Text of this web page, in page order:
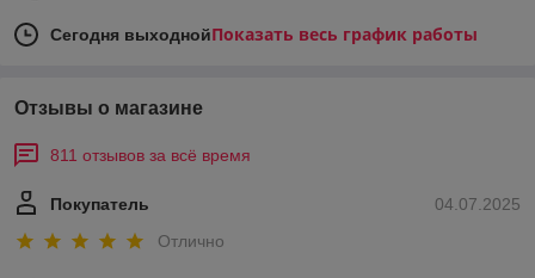
Сегодня выходнойПоказать весь график работы
Отзывы о магазине
811 отзывов за всё время
04.07.2025
Покупатель
Отлично